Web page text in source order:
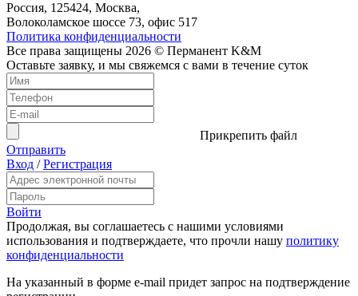
Россия, 125424, Москва,
Волоколамское шоссе 73, офис 517
Политика конфиденциальности
Все права защищены 2026 © Перманент K&M
Оставьте заявку, и мы свяжемся с вами в течение суток
Прикрепить файл
Отправить
Вход /Регистрация
Войти
Продолжая, вы соглашаетесь с нашими условиями
использования и подтверждаете, что прочли нашу политику
конфиденциальности
На указанный в форме e-mail придет запрос на подтверждение